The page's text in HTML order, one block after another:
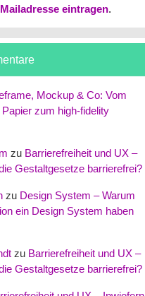
eintragen.
Mockup & Co: Vom
zum high-fidelity
zu Barrierefreiheit und UX –
Gestaltgesetze barrierefrei?
zu Design System – Warum
ein Design System haben
zu Barrierefreiheit und UX –
Gestaltgesetze barrierefrei?